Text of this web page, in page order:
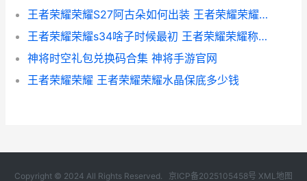
王者荣耀荣耀S27阿古朵如何出装 王者荣耀荣耀王者
王者荣耀荣耀s34啥子时候最初 王者荣耀荣耀称号
神将时空礼包兑换码合集 神将手游官网
王者荣耀荣耀 王者荣耀荣耀水晶保底多少钱
Copyright © 2024 All Rights Reserved. 京ICP备2025105458号 XML地图